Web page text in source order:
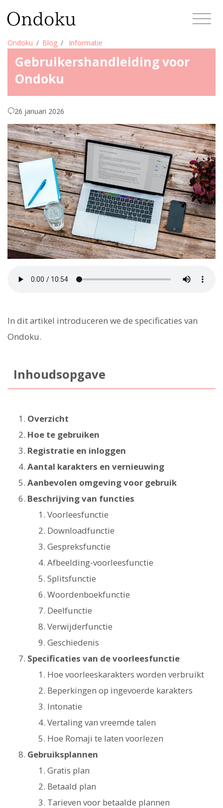
Ondoku Blog Informatie
Gebruikershandleiding voor
Ondoku
26 januari 2026
In dit artikel introduceren we de specificaties van
Ondoku.
Inhoudsopgave
Overzicht
Hoe te gebruiken
Registratie en inloggen
Aantal karakters en vernieuwing
Aanbevolen omgeving voor gebruik
Beschrijving van functies
Voorleesfunctie
Downloadfunctie
Gespreksfunctie
Afbeelding-voorleesfunctie
Splitsfunctie
Woordenboekfunctie
Deelfunctie
Verwijderfunctie
Geschiedenis
Specificaties van de voorleesfunctie
Hoe voorleeskarakters worden verbruikt
Beperkingen op ingevoerde karakters
Intonatie
Vertaling van vreemde talen
Hoe Romaji te laten voorlezen
Gebruiksplannen
Gratis plan
Betaald plan
Tarieven voor betaalde plannen